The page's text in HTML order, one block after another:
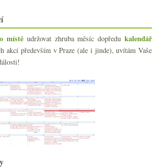
nejdražší Bordeaux, flexibi...
Champagne
včetně skvělé Sicílie
místě udržovat zhruba měsíc dopředukalendář
akcí především v Praze (ale i jinde), uvítám Vaše